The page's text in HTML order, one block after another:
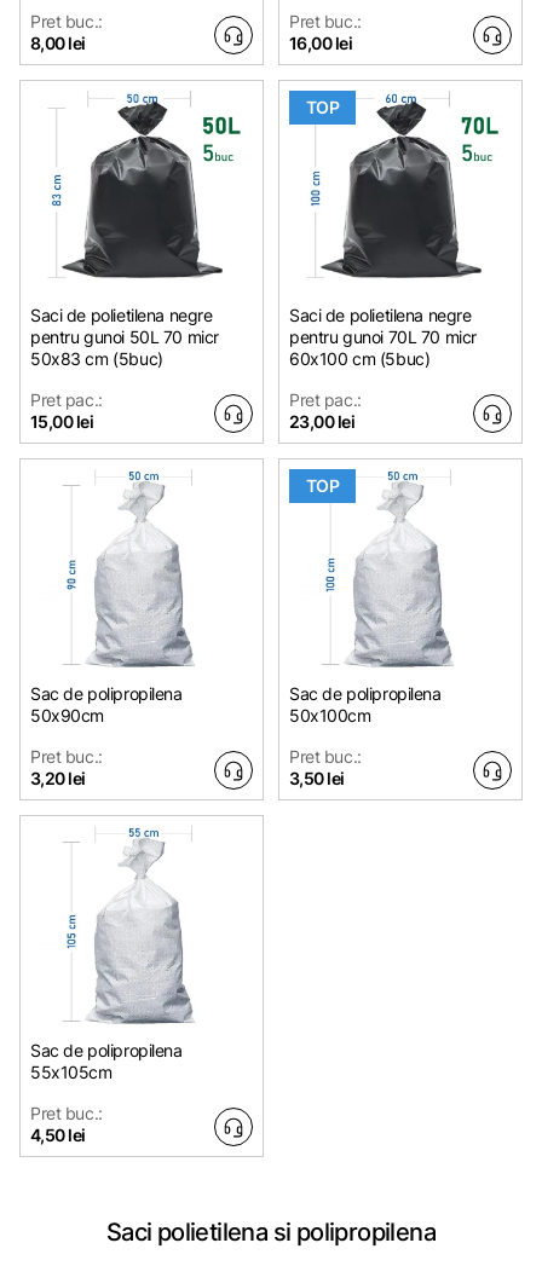
Pret buc.:
8,00 lei
Pret buc.:
16,00 lei
Saci de polietilena negre
pentru gunoi 50L 70 micr
50х83 cm (5buc)
Pret pac.:
15,00 lei
TOP
Saci de polietilena negre
pentru gunoi 70L 70 micr
60х100 cm (5buc)
Pret pac.:
23,00 lei
Sac de polipropilena
50x90cm
Pret buc.:
3,20 lei
TOP
Sac de polipropilena
50x100cm
Pret buc.:
3,50 lei
Sac de polipropilena
55x105cm
Pret buc.:
4,50 lei
Saci polietilena si polipropilena